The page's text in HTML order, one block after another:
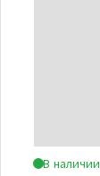
В наличии